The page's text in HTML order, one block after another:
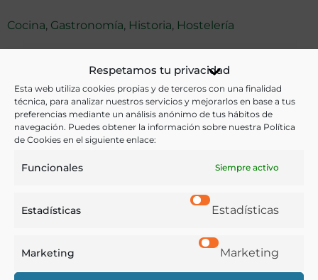
Respetamos tu privacidad
Esta web utiliza cookies propias y de terceros con una finalidad
técnica, para analizar nuestros servicios y mejorarlos en base a tus
preferencias mediante un análisis anónimo de tus hábitos de
navegación. Puedes obtener la información sobre nuestra Política
de Cookies en el siguiente enlace:
Funcionales Siempre activo
Estadísticas Estadísticas
Marketing Marketing
Cocina, Gastronomía, Historia, Hostelería
COMPARTIR
Biblioteca digital Duque de Ahumada